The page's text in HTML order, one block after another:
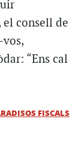
consell de
: “Ens cal
FISCALS